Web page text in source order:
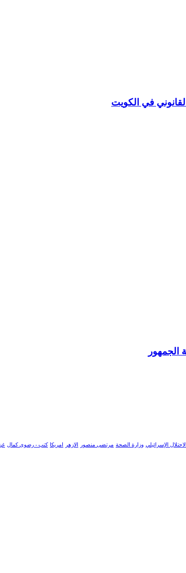
في الكويت
الجمهور
الاحتلال الإسرائيلي وزارة الصحة مرتضى منصور الازهر امريكا كتب - رضوى كمال